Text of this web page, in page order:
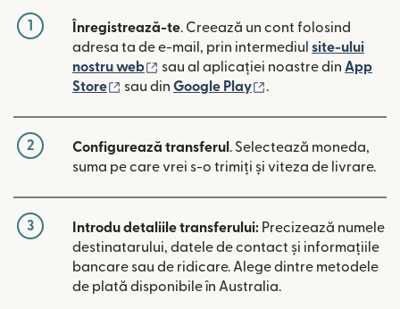
1 Înregistrează-te. Creează un cont folosind
adresa ta de e-mail, prin intermediul site-ului
nostru web
(se deschide într-o fereastră nouă)
sau al aplicației noastre din App
Store
(se deschide într-o fereastră nouă)
sau din Google Play .
2 Configurează transferul . Selectează moneda,
suma pe care vrei s-o trimiți și viteza de livrare.
3 Introdu detaliile transferului: Precizează numele
destinatarului, datele de contact și informațiile
bancare sau de ridicare. Alege dintre metodele
de plată disponibile în Australia.